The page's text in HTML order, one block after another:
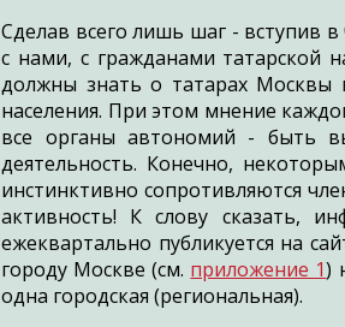
Сделав всего лишь шаг - вступив
с нами, с гражданами татарской
должны знать о татарах Москвы
населения. При этом мнение
все органы автономий - быть
деятельность. Конечно,
инстинктивно сопротивляются
активность! К слову сказать,
ежеквартально публикуется на
городу Москве (см. приложение 1)
одна городская (региональная).